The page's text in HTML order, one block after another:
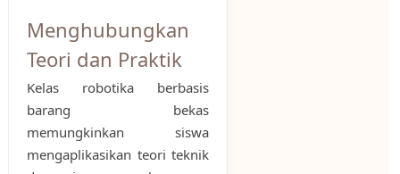
Menghubungkan
Teori dan Praktik
Kelas robotika berbasis
barang bekas
memungkinkan siswa
mengaplikasikan teori teknik